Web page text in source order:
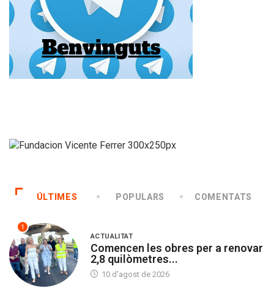
ÚLTIMES POPULARS COMENTATS
1
ACTUALITAT
Comencen les obres per a renovar
2,8 quilòmetres...
10 d'agost de 2026